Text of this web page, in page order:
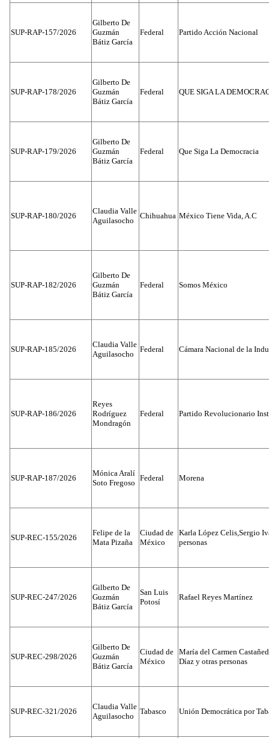
SUP-RAP-157/2026
Gilberto De
Guzmán
Bátiz García
Federal Partido Acción Nacional
SUP-RAP-178/2026
Gilberto De
Guzmán
Bátiz García
Federal QUE SIGA LA
SUP-RAP-179/2026
Gilberto De
Guzmán
Bátiz García
Federal Que Siga La Democracia
SUP-RAP-180/2026
Claudia Valle
Aguilasocho
Chihuahua México Tiene Vida, A.C
SUP-RAP-182/2026
Gilberto De
Guzmán
Bátiz García
Federal Somos México
SUP-RAP-185/2026
Claudia Valle
Aguilasocho
Federal Cámara Nacional de la
SUP-RAP-186/2026
Reyes
Rodríguez
Mondragón
Federal Partido Revolucionario
SUP-RAP-187/2026
Mónica Aralí
Soto Fregoso
Federal Morena
SUP-REC-155/2026
Felipe de la
Mata Pizaña
Ciudad de
México
Karla López Celis,Sergio
personas
SUP-REC-247/2026
Gilberto De
Guzmán
Bátiz García
San Luis
Potosí
Rafael Reyes Martínez
SUP-REC-298/2026
Gilberto De
Guzmán
Bátiz García
Ciudad de
México
María del Carmen
Díaz y otras personas
SUP-REC-321/2026
Claudia Valle
Aguilasocho
Tabasco Unión Democrática por